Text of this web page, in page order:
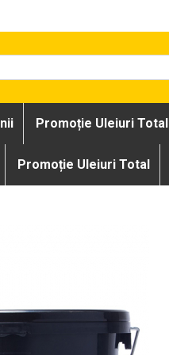
Promoție Uleiuri Total
Promoție Uleiuri Total